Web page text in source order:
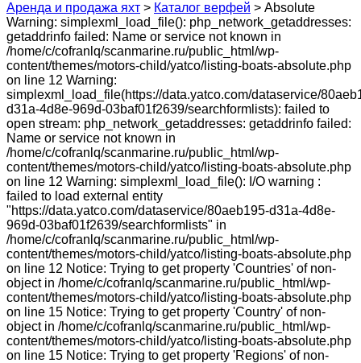
Аренда и продажа яхт > Каталог верфей > Absolute
Warning: simplexml_load_file(): php_network_getaddresses:
getaddrinfo failed: Name or service not known in
/home/c/cofranlq/scanmarine.ru/public_html/wp-
content/themes/motors-child/yatco/listing-boats-absolute.php
on line 12 Warning:
simplexml_load_file(https://data.yatco.com/dataservice/
d31a-4d8e-969d-03baf01f2639/searchformlists): failed to
open stream: php_network_getaddresses: getaddrinfo failed:
Name or service not known in
/home/c/cofranlq/scanmarine.ru/public_html/wp-
content/themes/motors-child/yatco/listing-boats-absolute.php
on line 12 Warning: simplexml_load_file(): I/O warning :
failed to load external entity
"https://data.yatco.com/dataservice/80aeb195-d31a-4d8e-
969d-03baf01f2639/searchformlists" in
/home/c/cofranlq/scanmarine.ru/public_html/wp-
content/themes/motors-child/yatco/listing-boats-absolute.php
on line 12 Notice: Trying to get property 'Countries' of non-
object in /home/c/cofranlq/scanmarine.ru/public_html/wp-
content/themes/motors-child/yatco/listing-boats-absolute.php
on line 15 Notice: Trying to get property 'Country' of non-
object in /home/c/cofranlq/scanmarine.ru/public_html/wp-
content/themes/motors-child/yatco/listing-boats-absolute.php
on line 15 Notice: Trying to get property 'Regions' of non-